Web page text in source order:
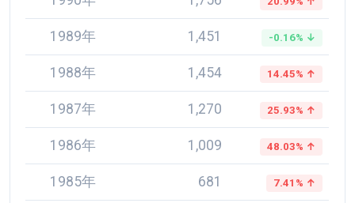
1989年 1,451 -0.16% ↓
1988年 1,454 14.45% ↑
1987年 1,270 25.93% ↑
1986年 1,009 48.03% ↑
1985年 681 7.41% ↑